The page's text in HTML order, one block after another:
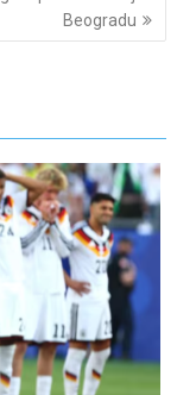
Beogradu